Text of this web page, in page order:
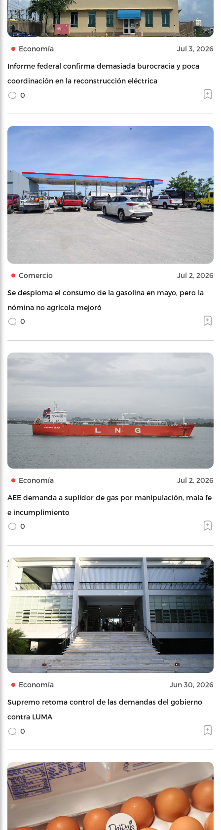
Economía Jul 3, 2026
Informe federal confirma demasiada burocracia y poca
coordinación en la reconstrucción eléctrica
0
Comercio Jul 2, 2026
Se desploma el consumo de la gasolina en mayo, pero la
nómina no agrícola mejoró
0
Economía Jul 2, 2026
AEE demanda a suplidor de gas por manipulación, mala fe
e incumplimiento
0
Economía Jun 30, 2026
Supremo retoma control de las demandas del gobierno
contra LUMA
0